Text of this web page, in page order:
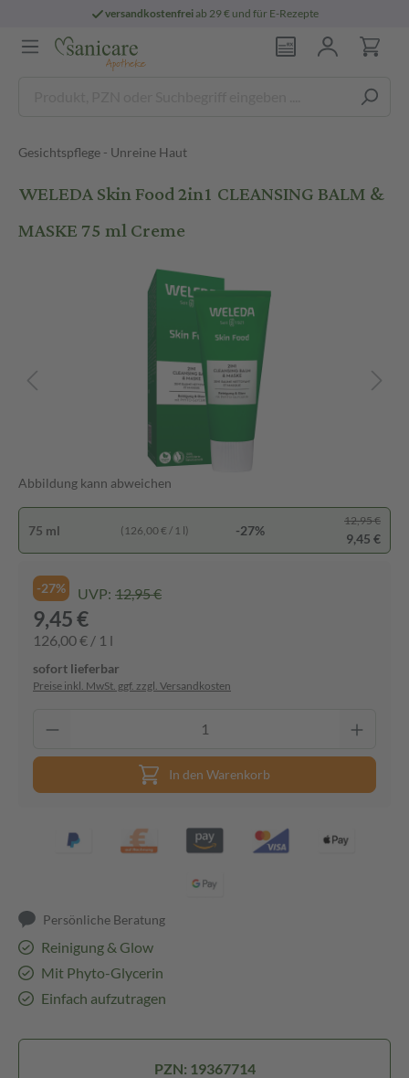
versandkostenfreiab 29 € und für E-Rezepte
Gesichtspflege - Unreine Haut
WELEDA Skin Food 2in1 CLEANSING BALM &
MASKE 75 ml Creme
Abbildung kann abweichen
75 ml (126,00 € / 1 l) -27%
12,95 €
9,45 €
-27% UVP: 12,95 €
9,45 €
126,00 € / 1 l
sofort lieferbar
Preise inkl. MwSt. ggf. zzgl. Versandkosten
In den Warenkorb
Persönliche Beratung
Reinigung & Glow
Mit Phyto-Glycerin
Einfach aufzutragen
PZN: 19367714